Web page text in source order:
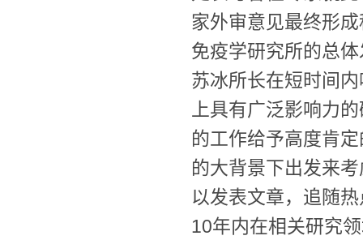
家外审意见最终形
免疫学研究所的总
苏冰所长在短时间
上具有广泛影响力
的工作给予高度肯
的大背景下出发来
以发表文章，追随
10年内在相关研究